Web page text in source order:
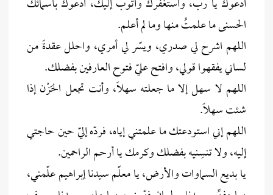
الحسنى ما علمتُ منها وما لم أعلم.
اللهم اشرح لي صدري، ويسّر لي أمري، واحلل عقدةً من
لساني يفقهوا قولي، وافتح عليّ فتوح العارفين بفضلك.
اللهم لا سهل إلا ما جعلته سهلاً، وأنت تجعل الحَزْن إذا
شئت سهلاً.
اللهم إني استودعتك ما علمتني إياه، فردّه إليّ حين حاجتي
إليه، ولا تنسِنيه بفضلك وكرمك يا أرحم الراحمين.
يا بديع السماوات والأرض، يا معلّم سيدنا إبراهيم علّمني،